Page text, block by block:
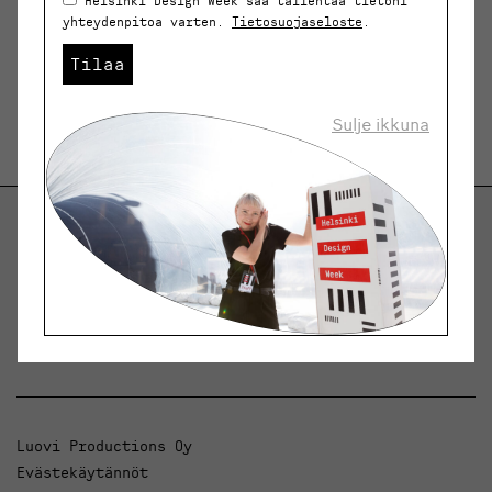
Helsinki Design Weekly.
Keskustelua, uutisia ja ilmiöitä muotoilusta ja
arkkitehtuurista.
Luovi Productions Oy
Evästekäytännöt
yhteydenpitoa varten. Tietosuojaseloste
Tilaa
Sulje ikkuna